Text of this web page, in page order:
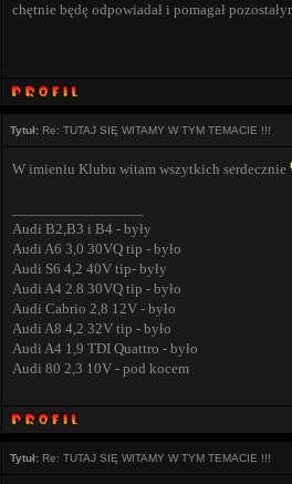
chętnie będę odpowiadał i pomagał
Tytuł: Re: TUTAJ SIĘ WITAMY W TYM TEMACIE !!!
W imieniu Klubu witam wszytkich serdecznie
Audi B2,B3 i B4 - były
Audi A6 3,0 30VQ tip - było
Audi S6 4,2 40V tip- były
Audi A4 2.8 30VQ tip - było
Audi Cabrio 2,8 12V - było
Audi A8 4,2 32V tip - było
Audi A4 1,9 TDI Quattro - było
Audi 80 2,3 10V - pod kocem
Tytuł: Re: TUTAJ SIĘ WITAMY W TYM TEMACIE !!!